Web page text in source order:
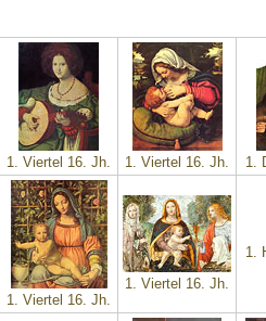
1. Viertel 16. Jh. 1. Viertel 16. Jh. 1.
1. Viertel 16. Jh.
1. Viertel 16. Jh.
1.